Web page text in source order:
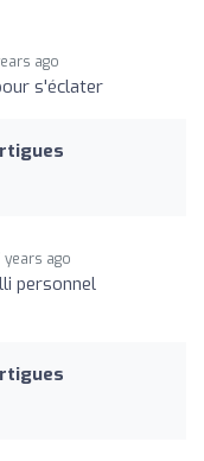
ago
s'éclater
years ago
personnel